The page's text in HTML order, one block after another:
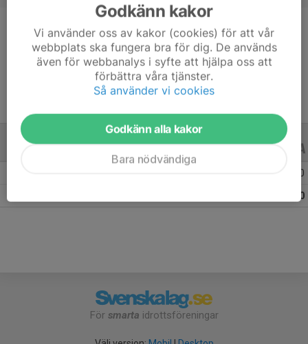
Position
-
10 år
0
0
För smarta idrottsföreningar
Godkänn kakor
Vi använder oss av kakor (cookies) för att vår
webbplats ska fungera bra för dig. De används
även för webbanalys i syfte att hjälpa oss att
förbättra våra tjänster.
Så använder vi cookies
Godkänn alla kakor
Bara nödvändiga